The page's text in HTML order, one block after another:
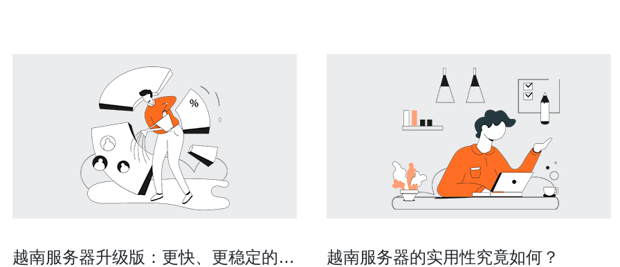
越南服务器升级版：更快、更稳定的选
越南服务器的实用性究竟如何？